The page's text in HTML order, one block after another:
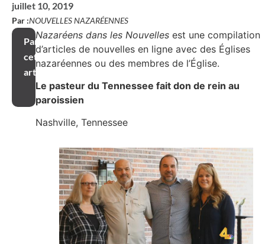
juillet 10, 2019
Par :NOUVELLES NAZARÉENNES
Partager
cet
article
Nazaréens dans les Nouvelles est une compilation
d’articles de nouvelles en ligne avec des Églises
nazaréennes ou des membres de l’Église.
Le pasteur du Tennessee fait don de rein au
paroissien
Nashville, Tennessee